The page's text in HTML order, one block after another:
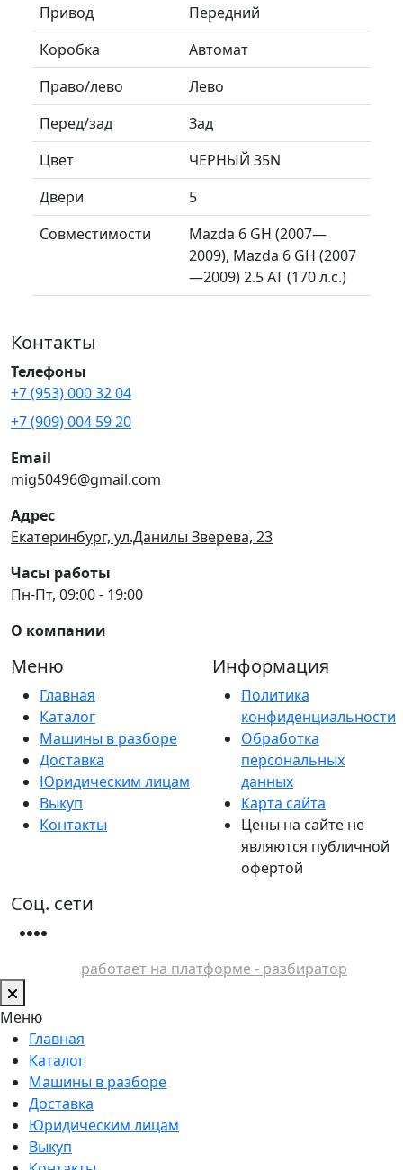
Привод
Передний
Коробка
Автомат
Право/лево
Лево
Перед/зад
Зад
Цвет
ЧЕРНЫЙ 35N
Двери
5
Совместимости
Mazda 6 GH (2007—
2009), Mazda 6 GH (2007
—2009) 2.5 AT (170 л.с.)
Контакты
Телефоны
+7 (953) 000 32 04
+7 (909) 004 59 20
Email
mig50496@gmail.com
Адрес
Екатеринбург, ул.Данилы Зверева, 23
Часы работы
Пн-Пт, 09:00 - 19:00
О компании
Меню
Главная
Каталог
Машины в разборе
Доставка
Юридическим лицам
Выкуп
Контакты
Информация
Политика
конфиденциальности
Обработка
персональных
данных
Карта сайта
Цены на сайте не
являются публичной
офертой
Соц. сети
работает на платформе - разбиратор
Меню
Главная
Каталог
Машины в разборе
Доставка
Юридическим лицам
Выкуп